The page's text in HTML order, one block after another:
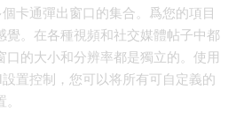
卡通彈出窗口的集合。爲您的項目
覺。在各種視頻和社交媒體帖子中都
口的大小和分辨率都是獨立的。使用
置控制，您可以将所有可自定義的